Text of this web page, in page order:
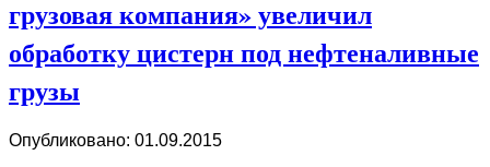
грузовая компания» увеличил
обработку цистерн под нефтеналивные
грузы
Опубликовано: 01.09.2015